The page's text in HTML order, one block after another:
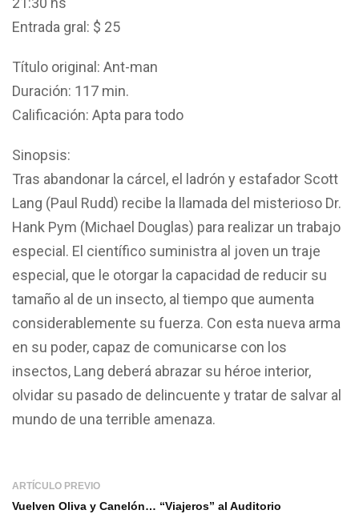
Entrada gral: $ 25
Título original: Ant-man
Duración: 117 min.
Calificación: Apta para todo
Sinopsis:
Tras abandonar la cárcel, el ladrón y estafador Scott
Lang (Paul Rudd) recibe la llamada del misterioso Dr.
Hank Pym (Michael Douglas) para realizar un trabajo
especial. El científico suministra al joven un traje
especial, que le otorgar la capacidad de reducir su
tamaño al de un insecto, al tiempo que aumenta
considerablemente su fuerza. Con esta nueva arma
en su poder, capaz de comunicarse con los
insectos, Lang deberá abrazar su héroe interior,
olvidar su pasado de delincuente y tratar de salvar al
mundo de una terrible amenaza.
ARTÍCULO PREVIO
Vuelven Oliva y Canelón… “Viajeros” al Auditorio